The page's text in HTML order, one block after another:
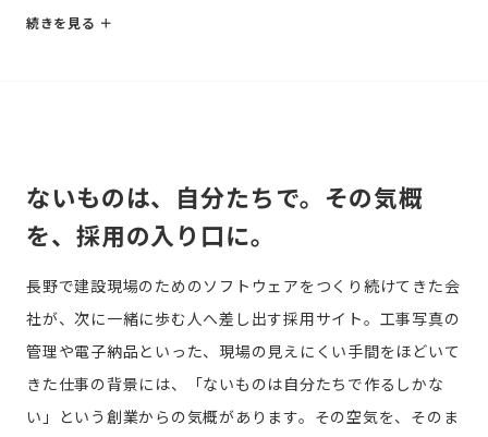
真管理システムを主力とする。最新の技術と情報で建設業界
ないものは、自分たちで。その気概
を、採用の入り口に。
長野で建設現場のためのソフトウェアをつくり続けてきた会
社が、次に一緒に歩む人へ差し出す採用サイト。工事写真の
管理や電子納品といった、現場の見えにくい手間をほどいて
きた仕事の背景には、「ないものは自分たちで作るしかな
い」という創業からの気概があります。その空気を、そのま